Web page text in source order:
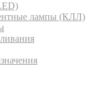
лампы (КЛЛ)